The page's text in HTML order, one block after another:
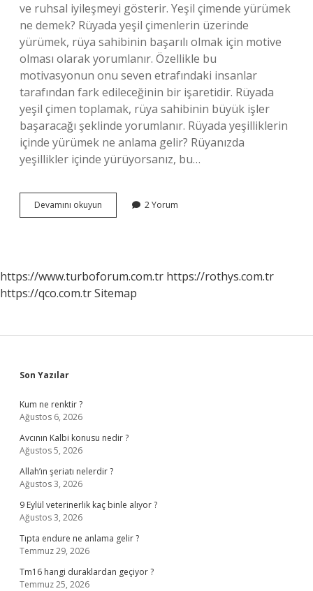
ve ruhsal iyileşmeyi gösterir. Yeşil çimende yürümek
ne demek? Rüyada yeşil çimenlerin üzerinde
yürümek, rüya sahibinin başarılı olmak için motive
olması olarak yorumlanır. Özellikle bu
motivasyonun onu seven etrafındaki insanlar
tarafından fark edileceğinin bir işaretidir. Rüyada
yeşil çimen toplamak, rüya sahibinin büyük işler
başaracağı şeklinde yorumlanır. Rüyada yeşilliklerin
içinde yürümek ne anlama gelir? Rüyanızda
yeşillikler içinde yürüyorsanız, bu…
Devamını okuyun
Çimende
2 Yorum
https://www.turboforum.com.tr https://rothys.com.tr
https://qco.com.trSitemap
Sidebar
Son Yazılar
Kum ne renktir ?
Ağustos 6, 2026
Avcının Kalbi konusu nedir ?
Ağustos 5, 2026
Allah’ın şeriatı nelerdir ?
Ağustos 3, 2026
9 Eylül veterinerlik kaç binle alıyor ?
Ağustos 3, 2026
Tıpta endure ne anlama gelir ?
Temmuz 29, 2026
Tm16 hangi duraklardan geçiyor ?
Temmuz 25, 2026